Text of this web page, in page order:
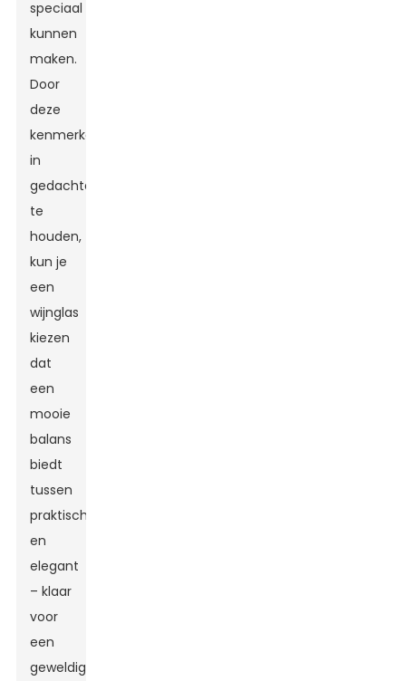
speciaal
kunnen
maken.
Door
deze
kenmerken
in
gedachten
te
houden,
kun je
een
wijnglas
kiezen
dat
een
mooie
balans
biedt
tussen
praktisch
en
elegant
– klaar
voor
een
geweldige